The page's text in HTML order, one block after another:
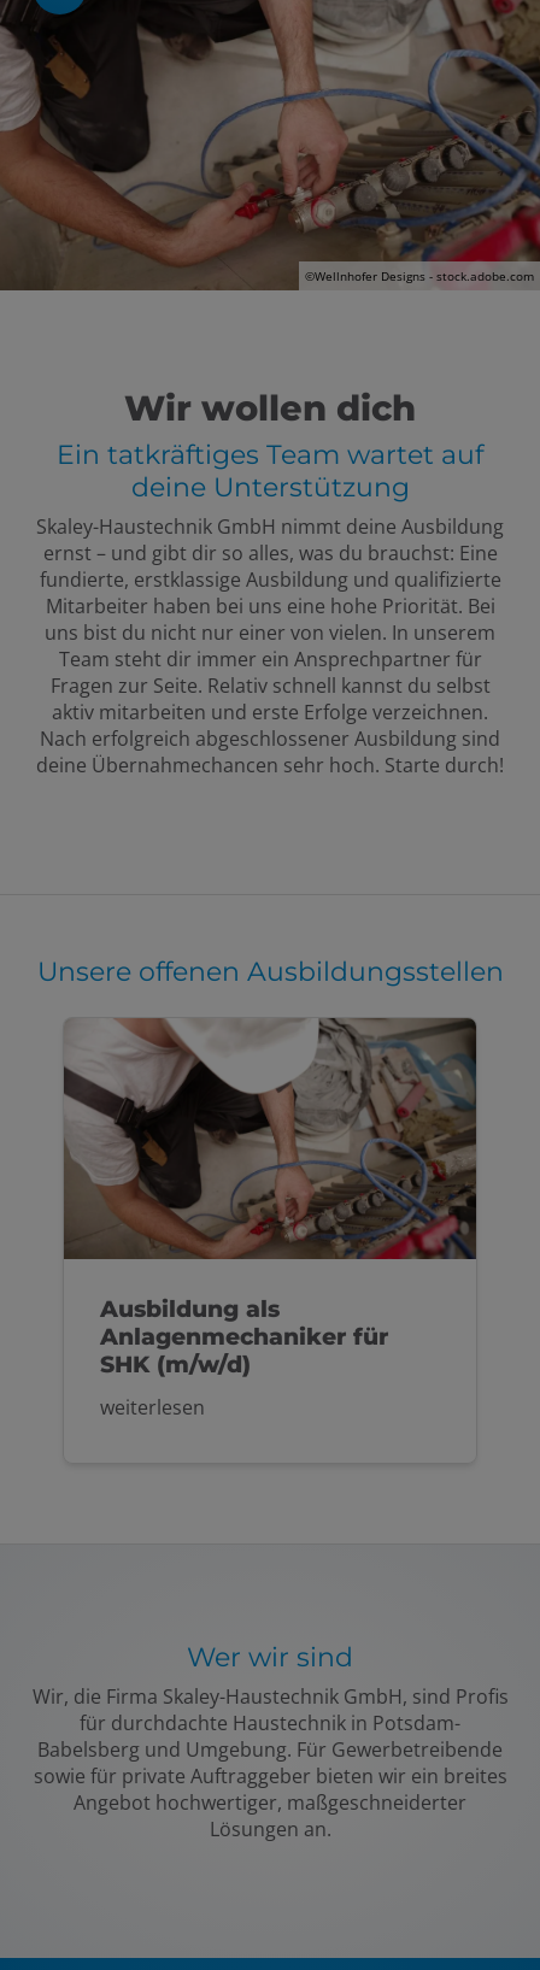
©Wellnhofer Designs - stock.adobe.com
Wir wollen dich
Ein tatkräftiges Team wartet auf
deine Unterstützung
Skaley-Haustechnik GmbH nimmt deine Ausbildung
ernst – und gibt dir so alles, was du brauchst: Eine
fundierte, erstklassige Ausbildung und qualifizierte
Mitarbeiter haben bei uns eine hohe Priorität. Bei
uns bist du nicht nur einer von vielen. In unserem
Team steht dir immer ein Ansprechpartner für
Fragen zur Seite. Relativ schnell kannst du selbst
aktiv mitarbeiten und erste Erfolge verzeichnen.
Nach erfolgreich abgeschlossener Ausbildung sind
deine Übernahmechancen sehr hoch. Starte durch!
Unsere offenen Ausbildungsstellen
Ausbildung als
Anlagenmechaniker für
SHK (m/w/d)
weiterlesen
Wer wir sind
Wir, die Firma Skaley-Haustechnik GmbH, sind Profis
für durchdachte Haustechnik in Potsdam-
Babelsberg und Umgebung. Für Gewerbetreibende
sowie für private Auftraggeber bieten wir ein breites
Angebot hochwertiger, maßgeschneiderter
Lösungen an.
schließen
und schließen